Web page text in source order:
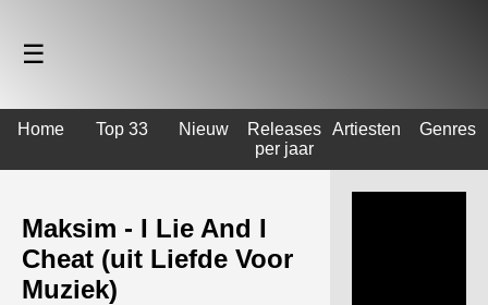
☰
Home Top 33 Nieuw
Releases
per jaar
Artiesten Genres
Maksim - I Lie And I
Cheat (uit Liefde Voor
Muziek)